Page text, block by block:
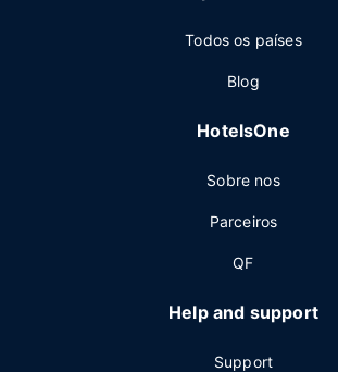
Todos os países
Blog
HotelsOne
Sobre nos
Parceiros
QF
Help and support
Support